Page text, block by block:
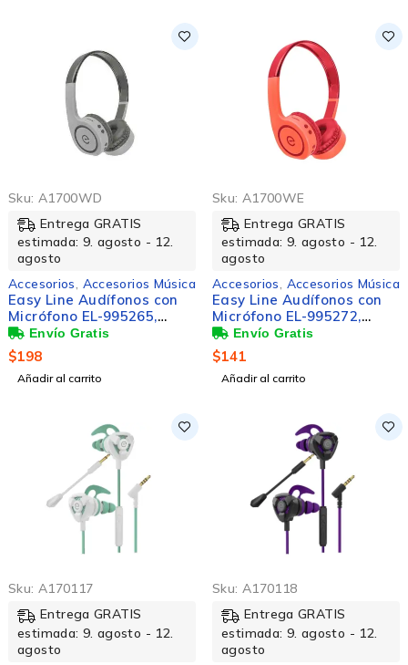
Sku: A1700WD
Entrega GRATIS
estimada: 9. agosto - 12.
agosto
Accesorios Accesorios Música
Easy Line Audífonos con
Micrófono EL-995265,
Bluetooth, Inalámbrico,
Gris
$198
Añadir al carrito
Sku: A1700WE
Entrega GRATIS
estimada: 9. agosto - 12.
agosto
Accesorios Accesorios Música
Easy Line Audífonos con
Micrófono EL-995272,
Bluetooth, Inalámbrico,
Coral
$141
Añadir al carrito
Sku: A170117
Entrega GRATIS
estimada: 9. agosto - 12.
agosto
Sku: A170118
Entrega GRATIS
estimada: 9. agosto - 12.
agosto